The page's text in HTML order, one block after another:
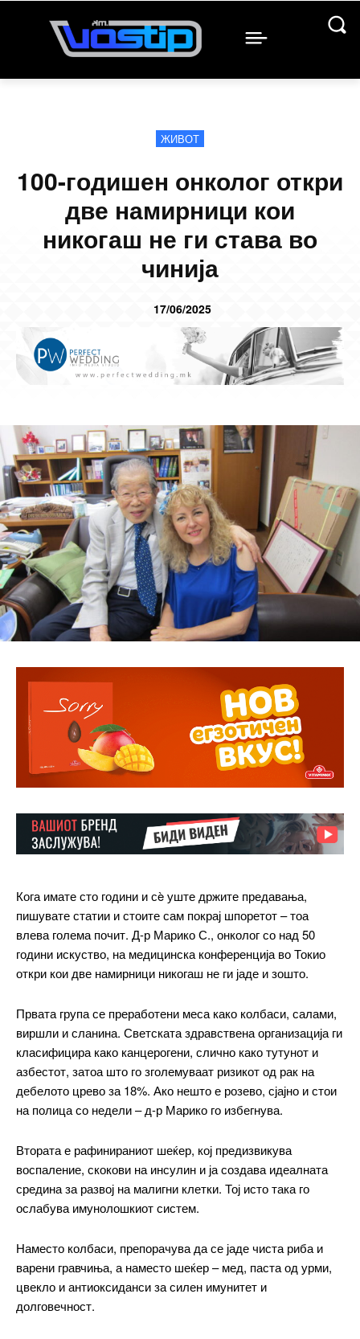
━ pricing plans
Free
бесплатно / forever
ЖИВОТ
100-годишен онколог откри
две намирници кои
никогаш не ги става во
чинија
17/06/2025
Кога имате сто години и сè уште држите предавања,
пишувате статии и стоите сам покрај шпоретот – тоа
влева голема почит. Д-р Марико С., онколог со над 50
години искуство, на медицинска конференција во Токио
откри кои две намирници никогаш не ги јаде и зошто.
Првата група се преработени меса како колбаси, салами,
виршли и сланина. Светската здравствена организација ги
класифицира како канцерогени, слично како тутунот и
азбестот, затоа што го зголемуваат ризикот од рак на
дебелото црево за 18%. Ако нешто е розево, сјајно и стои
на полица со недели – д-р Марико го избегнува.
Втората е рафинираниот шеќер, кој предизвикува
воспаление, скокови на инсулин и ја создава идеалната
средина за развој на малигни клетки. Тој исто така го
ослабува имунолошкиот систем.
Наместо колбаси, препорачува да се јаде чиста риба и
варени гравчиња, а наместо шеќер – мед, паста од урми,
цвекло и антиоксиданси за силен имунитет и
долговечност.